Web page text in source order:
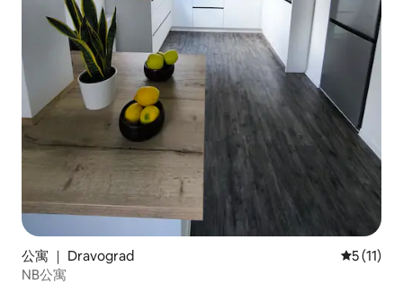
公寓 ｜ Dravograd 平均评分
5 (11)
NB公寓